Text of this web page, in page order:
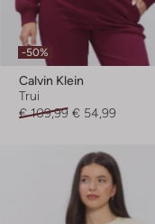
-50%
Calvin Klein
Trui
€ 109,99 € 54,99